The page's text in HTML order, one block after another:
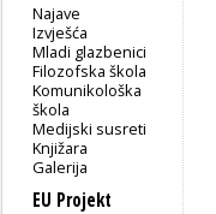
Najave
Izvješća
Mladi glazbenici
Filozofska škola
Komunikološka
škola
Medijski susreti
Knjižara
Galerija
EU Projekt